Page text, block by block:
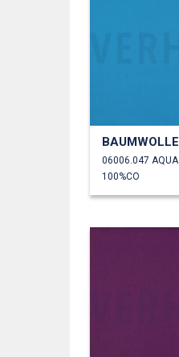
06006.047 AQUA
100%CO